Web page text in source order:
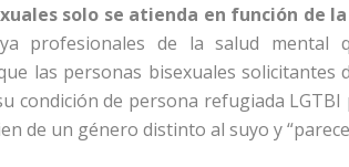
solo se atienda en función de
profesionales de la salud mental
las personas bisexuales
condición de persona refugiada
de un género distinto al suyo y